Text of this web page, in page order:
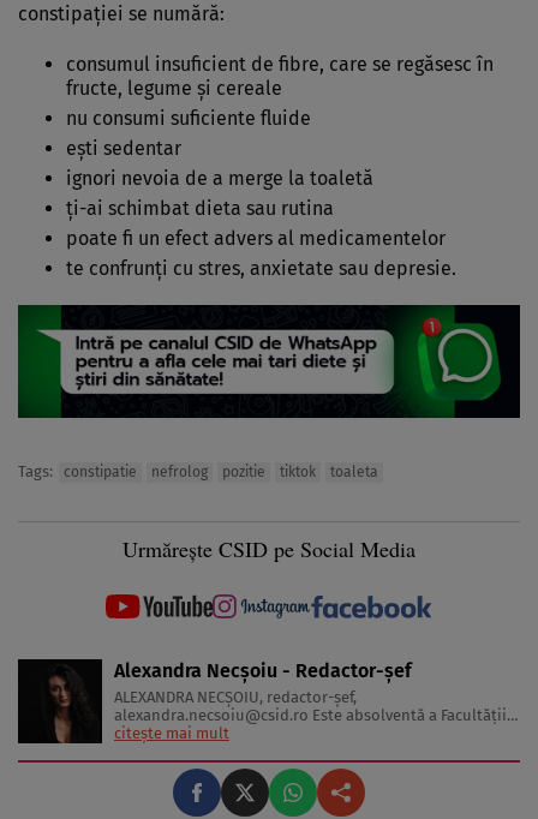
constipației se numără:
consumul insuficient de fibre, care se regăsesc în
fructe, legume și cereale
nu consumi suficiente fluide
ești sedentar
ignori nevoia de a merge la toaletă
ți-ai schimbat dieta sau rutina
poate fi un efect advers al medicamentelor
te confrunți cu stres, anxietate sau depresie.
Tags: constipatie nefrolog pozitie tiktok toaleta
Urmărește CSID pe Social Media
Alexandra Necșoiu - Redactor-șef
ALEXANDRA NECŞOIU, redactor-șef,
alexandra.necsoiu@csid.ro Este absolventă a Facultăţii
de Jurnalism şi Ştiinţele Comunicării şi deţine o diplomă
Iubeşte să scrie şi nu se vede făcând altceva, acesta fiind
visul ei încă de pe ...
citește mai mult